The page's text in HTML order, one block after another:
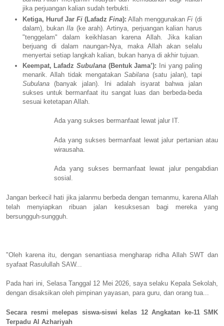
jika perjuangan kalian sudah terbukti.
Ketiga, Huruf Jar Fi(LafadzFina): Allah menggunakanFi (di
dalam), bukanIla (ke arah). Artinya, perjuangan kalian harus
"tenggelam" dalam keikhlasan karena Allah. Jika kalian
berjuang di dalam naungan-Nya, maka Allah akan selalu
menyertai setiap langkah kalian, bukan hanya di akhir tujuan.
Keempat, Lafadz Subulana(Bentuk Jama’): Ini yang paling
menarik. Allah tidak mengatakanSabilana (satu jalan), tapi
Subulana(banyak jalan). Ini adalah isyarat bahwa jalan
sukses untuk bermanfaat itu sangat luas dan berbeda-beda
sesuai ketetapan Allah.
Ada yang sukses bermanfaat lewat jalur IT.
Ada yang sukses bermanfaat lewat jalur pertanian atau
wirausaha.
Ada yang sukses bermanfaat lewat jalur pengabdian
sosial.
Jangan berkecil hati jika jalanmu berbeda dengan temanmu, karena Allah
telah menyiapkan ribuan jalan kesuksesan bagi mereka yang
bersungguh-sungguh.
"Oleh karena itu, dengan senantiasa mengharap ridha Allah SWT dan
syafaat Rasulullah SAW...
Pada hari ini, Selasa Tanggal 12 Mei 2026, saya selaku Kepala Sekolah,
dengan disaksikan oleh pimpinan yayasan, para guru, dan orang tua...
Secara resmi melepas siswa-siswi kelas 12 Angkatan ke-11 SMK
Terpadu Al Azhariyah